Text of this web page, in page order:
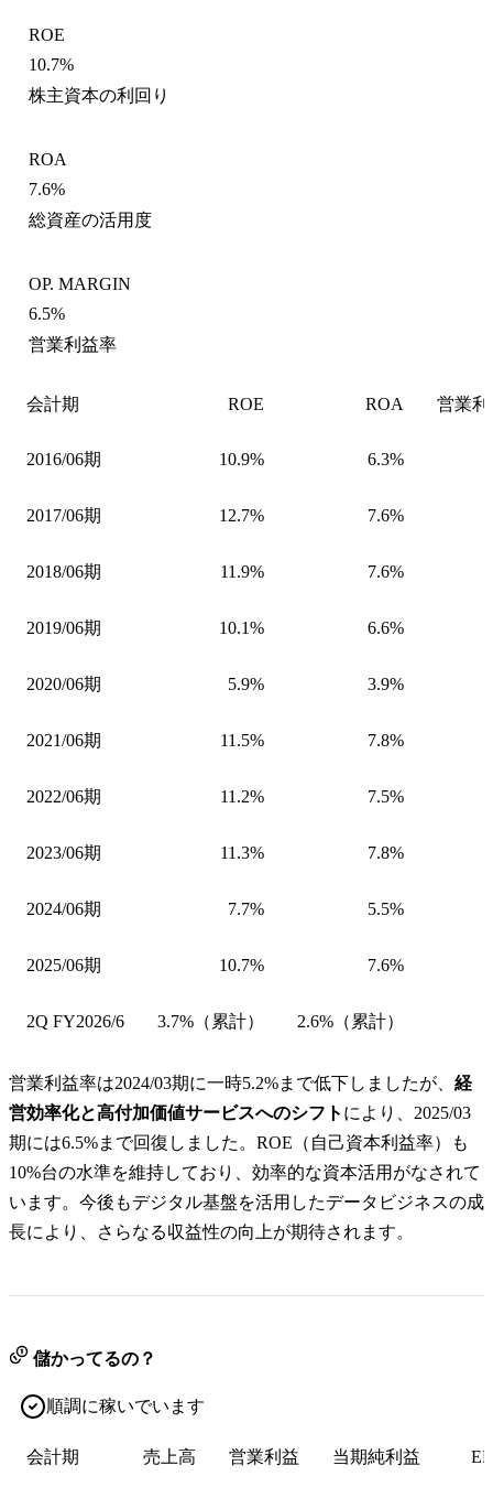
ROE
10.7%
株主資本の利回り
ROA
7.6%
総資産の活用度
OP. MARGIN
6.5%
営業利益率
会計期 ROE ROA 営業
2016/06期 10.9% 6.3%
2017/06期 12.7% 7.6%
2018/06期 11.9% 7.6%
2019/06期 10.1% 6.6%
2020/06期 5.9% 3.9%
2021/06期 11.5% 7.8%
2022/06期 11.2% 7.5%
2023/06期 11.3% 7.8%
2024/06期 7.7% 5.5%
2025/06期 10.7% 7.6%
2Q FY2026/6 3.7%（累計） 2.6%（累計）
営業利益率は2024/03期に一時5.2%まで低下しましたが、 経
営効率化と高付加価値サービスへのシフト により、2025/03
期には6.5%まで回復しました。ROE（自己資本利益率）も
10%台の水準を維持しており、効率的な資本活用がなされて
います。今後もデジタル基盤を活用したデータビジネスの成
長により、さらなる収益性の向上が期待されます。
儲かってるの？
順調に稼いでいます
会計期 売上高 営業利益 当期純利益